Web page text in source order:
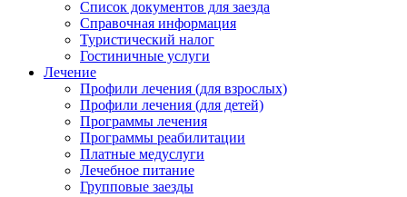
Список документов для заезда
Справочная информация
Туристический налог
Гостиничные услуги
Лечение
Профили лечения (для взрослых)
Профили лечения (для детей)
Программы лечения
Программы реабилитации
Платные медуслуги
Лечебное питание
Групповые заезды